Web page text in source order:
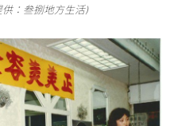
：叁捌地方生活)